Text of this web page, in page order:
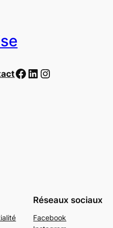
Facebook
LinkedIn
Instagram
Réseaux sociaux
Facebook